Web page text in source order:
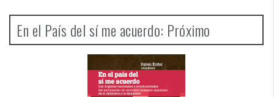
En el País del sí me acuerdo: Próximo